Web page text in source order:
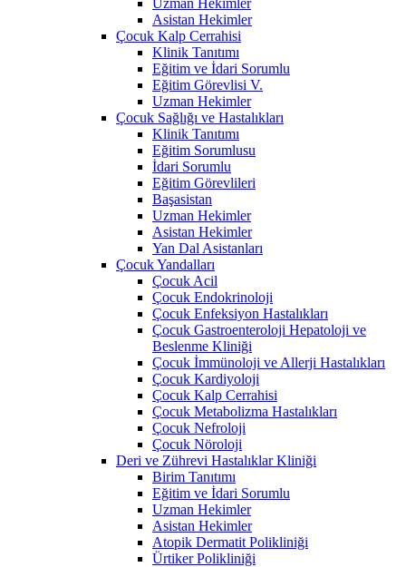
Asistan Hekimler
Çocuk Kalp Cerrahisi
Klinik Tanıtımı
Eğitim ve İdari Sorumlu
Eğitim Görevlisi V.
Uzman Hekimler
Çocuk Sağlığı ve Hastalıkları
Klinik Tanıtımı
Eğitim Sorumlusu
İdari Sorumlu
Eğitim Görevlileri
Başasistan
Uzman Hekimler
Asistan Hekimler
Yan Dal Asistanları
Çocuk Yandalları
Çocuk Acil
Çocuk Endokrinoloji
Çocuk Enfeksiyon Hastalıkları
Çocuk Gastroenteroloji Hepatoloji ve
Beslenme Kliniği
Çocuk İmmünoloji ve Allerji Hastalıkları
Çocuk Kardiyoloji
Çocuk Kalp Cerrahisi
Çocuk Metabolizma Hastalıkları
Çocuk Nefroloji
Çocuk Nöroloji
Deri ve Zührevi Hastalıklar Kliniği
Birim Tanıtımı
Eğitim ve İdari Sorumlu
Uzman Hekimler
Asistan Hekimler
Atopik Dermatit Polikliniği
Ürtiker Polikliniği